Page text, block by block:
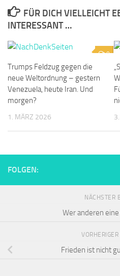
FÜR DICH VIELLEICHT
INTERESSANT …
0
Trumps Feldzug gegen die
neue Weltordnung – gestern
Venezuela, heute Iran. Und
morgen?
1. MÄRZ 2026
FOLGEN:
NÄCHSTER
Wer anderen
Frieden ist nicht